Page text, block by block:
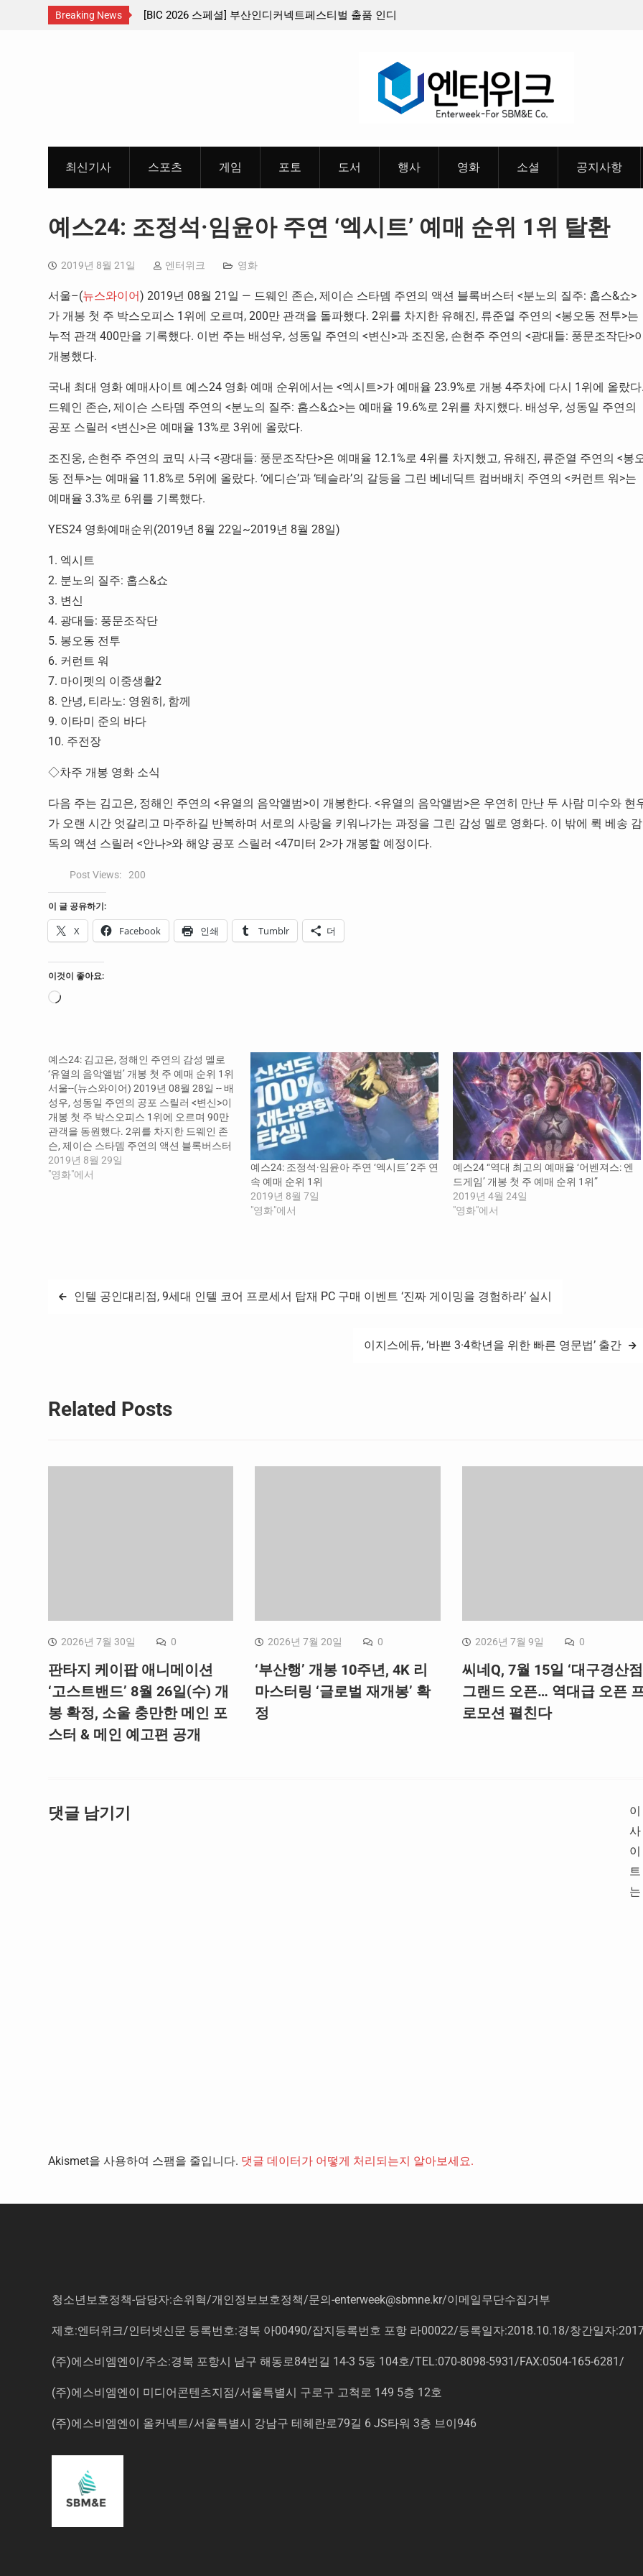
Breaking News
[BIC 2026 스페셜] 부산인디커넥트페스티벌 출품 인디
판타지 케이팝 애니메이션 ‘고스트밴드’ 8월 26일(수)
최신기사 스포츠 게임 포토 도서 행사 영화 소셜 공지사항
예스24: 조정석·임윤아 주연 ‘엑시트’ 예매 순위 1위 탈환
2019년 8월 21일 엔터위크 영화
서울–(뉴스와이어) 2019년 08월 21일 — 드웨인 존슨, 제이슨 스타뎀 주연의 액션 블록버스터 <분노의 질주: 홉스&쇼>
가 개봉 첫 주 박스오피스 1위에 오르며, 200만 관객을 돌파했다. 2위를 차지한 유해진, 류준열 주연의 <봉오동 전투>는
누적 관객 400만을 기록했다. 이번 주는 배성우, 성동일 주연의 <변신>과 조진웅, 손현주 주연의 <광대들: 풍문조작단>
개봉했다.
국내 최대 영화 예매사이트 예스24 영화 예매 순위에서는 <엑시트>가 예매율 23.9%로 개봉 4주차에 다시 1위에 올랐
드웨인 존슨, 제이슨 스타뎀 주연의 <분노의 질주: 홉스&쇼>는 예매율 19.6%로 2위를 차지했다. 배성우, 성동일 주연의
공포 스릴러 <변신>은 예매율 13%로 3위에 올랐다.
조진웅, 손현주 주연의 코믹 사극 <광대들: 풍문조작단>은 예매율 12.1%로 4위를 차지했고, 유해진, 류준열 주연의 <봉
동 전투>는 예매율 11.8%로 5위에 올랐다. ‘에디슨’과 ‘테슬라’의 갈등을 그린 베네딕트 컴버배치 주연의 <커런트 워>는
예매율 3.3%로 6위를 기록했다.
YES24 영화예매순위(2019년 8월 22일~2019년 8월 28일)
1. 엑시트
2. 분노의 질주: 홉스&쇼
3. 변신
4. 광대들: 풍문조작단
5. 봉오동 전투
6. 커런트 워
7. 마이펫의 이중생활2
8. 안녕, 티라노: 영원히, 함께
9. 이타미 준의 바다
10. 주전장
◇차주 개봉 영화 소식
다음 주는 김고은, 정해인 주연의 <유열의 음악앨범>이 개봉한다. <유열의 음악앨범>은 우연히 만난 두 사람 미수와 현
가 오랜 시간 엇갈리고 마주하길 반복하며 서로의 사랑을 키워나가는 과정을 그린 감성 멜로 영화다. 이 밖에 뤽 베송 감
독의 액션 스릴러 <안나>와 해양 공포 스릴러 <47미터 2>가 개봉할 예정이다.
Post Views: 200
이 글 공유하기:
X Facebook 인쇄 Tumblr 더
이것이 좋아요:
로
예스24: 김고은, 정해인 주연의 감성 멜로
‘유열의 음악앨범’ 개봉 첫 주 예매 순위 1위
서울--(뉴스와이어) 2019년 08월 28일 -- 배
성우, 성동일 주연의 공포 스릴러 <변신>이
개봉 첫 주 박스오피스 1위에 오르며 90만
관객을 동원했다. 2위를 차지한 드웨인 존
슨, 제이슨 스타뎀 주연의 액션 블록버스터
<분노의 질주: 홉스&쇼>는 누적 관객 300만
을 돌파했다. 이번 주는 김고은, 정해인 주
2019년 8월 29일
"영화"에서
예스24: 조정석·임윤아 주연 ‘엑시트’ 2주 연
속 예매 순위 1위
2019년 8월 7일
"영화"에서
예스24 “역대 최고의 예매율 ‘어벤져스: 엔
드게임’ 개봉 첫 주 예매 순위 1위”
2019년 4월 24일
"영화"에서
글 인텔 공인대리점, 9세대 인텔 코어 프로세서 탑재 PC 구매 이벤트 ‘진짜 게이밍을 경험하라’ 실시
이지스에듀, ‘바쁜 3·4학년을 위한 빠른 영문법’ 출간
Related Posts
2026년 7월 30일 0
판타지 케이팝 애니메이션
‘고스트밴드’ 8월 26일(수) 개
봉 확정, 소울 충만한 메인 포
스터 & 메인 예고편 공개
2026년 7월 20일 0
‘부산행’ 개봉 10주년, 4K 리
마스터링 ‘글로벌 재개봉’ 확
정
2026년 7월 9일 0
씨네Q, 7월 15일 ‘대구경산점
그랜드 오픈… 역대급 오픈
로모션 펼친다
댓글 남기기
이
사
이
트
는
Akismet을 사용하여 스팸을 줄입니다. 댓글 데이터가 어떻게 처리되는지 알아보세요.
청소년보호정책-담당자:손위혁/개인정보보호정책/문의-enterweek@sbmne.kr/이메일무단수집거부
제호:엔터위크/인터넷신문 등록번호:경북 아00490/잡지등록번호 포항 라00022/등록일자:2018.10.18/창간일자
(주)에스비엠엔이/주소:경북 포항시 남구 해동로84번길 14-3 5동 104호/TEL:070-8098-5931/FAX:0504-165-6281/
(주)에스비엠엔이 미디어콘텐츠지점/서울특별시 구로구 고척로 149 5층 12호
(주)에스비엠엔이 올커넥트/서울특별시 강남구 테헤란로79길 6 JS타워 3층 브이946